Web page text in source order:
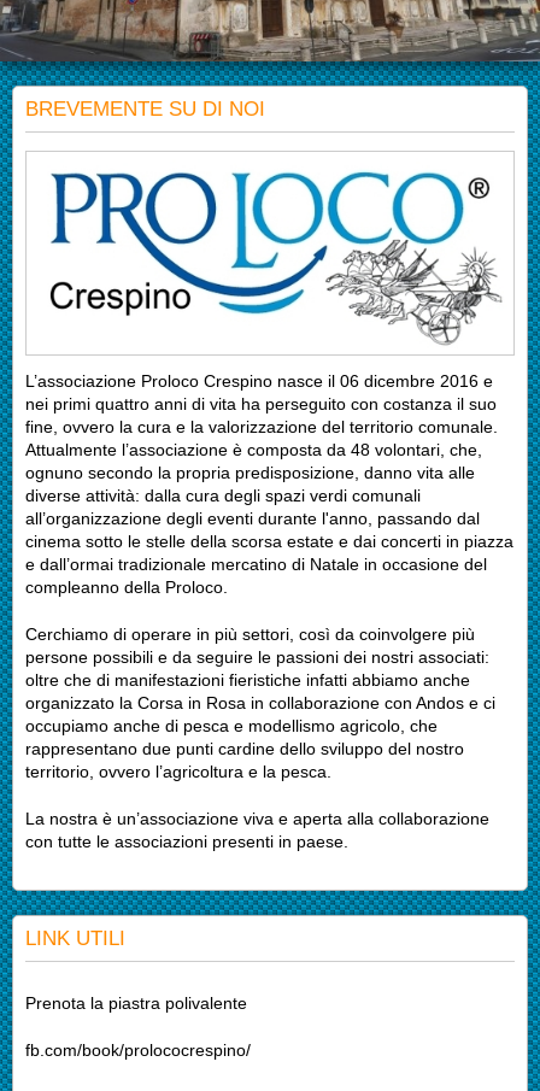
BREVEMENTE SU DI NOI
L’associazione Proloco Crespino nasce il 06 dicembre 2016 e
nei primi quattro anni di vita ha perseguito con costanza il suo
fine, ovvero la cura e la valorizzazione del territorio comunale.
Attualmente l’associazione è composta da 48 volontari, che,
ognuno secondo la propria predisposizione, danno vita alle
diverse attività: dalla cura degli spazi verdi comunali
all’organizzazione degli eventi durante l'anno, passando dal
cinema sotto le stelle della scorsa estate e dai concerti in piazza
e dall’ormai tradizionale mercatino di Natale in occasione del
compleanno della Proloco.
Cerchiamo di operare in più settori, così da coinvolgere più
persone possibili e da seguire le passioni dei nostri associati:
oltre che di manifestazioni fieristiche infatti abbiamo anche
organizzato la Corsa in Rosa in collaborazione con Andos e ci
occupiamo anche di pesca e modellismo agricolo, che
rappresentano due punti cardine dello sviluppo del nostro
territorio, ovvero l’agricoltura e la pesca.
La nostra è un’associazione viva e aperta alla collaborazione
con tutte le associazioni presenti in paese.
LINK UTILI
Prenota la piastra polivalente
fb.com/book/prolococrespino/